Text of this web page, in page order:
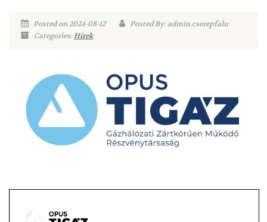
Posted on 2024-08-12
Posted By: admin.cserepfalu
Categories:Hírek